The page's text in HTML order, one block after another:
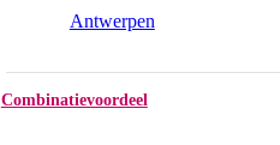
Antwerpen
Combinatievoordeel